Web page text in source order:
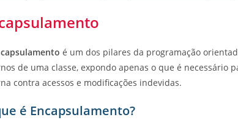
é um dos pilares da programação
de uma classe, expondo apenas o que é necessário
contra acessos e modificações indevidas.
é Encapsulamento?